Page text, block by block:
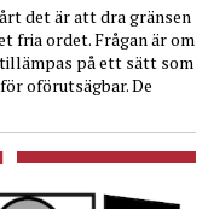
det är att dra gränsen
fria ordet. Frågan är om
på ett sätt som
oförutsägbar. De